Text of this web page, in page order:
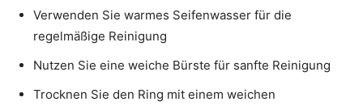
Verwenden Sie warmes Seifenwasser für die
regelmäßige Reinigung
Nutzen Sie eine weiche Bürste für sanfte Reinigung
Trocknen Sie den Ring mit einem weichen